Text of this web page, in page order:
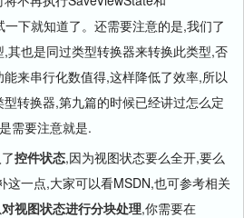
下就知道了。还需要注意的是,我们了
其也是同过类型转换器来转换此类型,否
来串行化数值得,这样降低了效率,所以
转换器,第九篇的时候已经讲过怎么定
需要注意就是.
控件状态,因为视图状态要么全开,要么
这一点,大家可以看MSDN,也可参考相关
对视图状态进行分块处理,你需要在